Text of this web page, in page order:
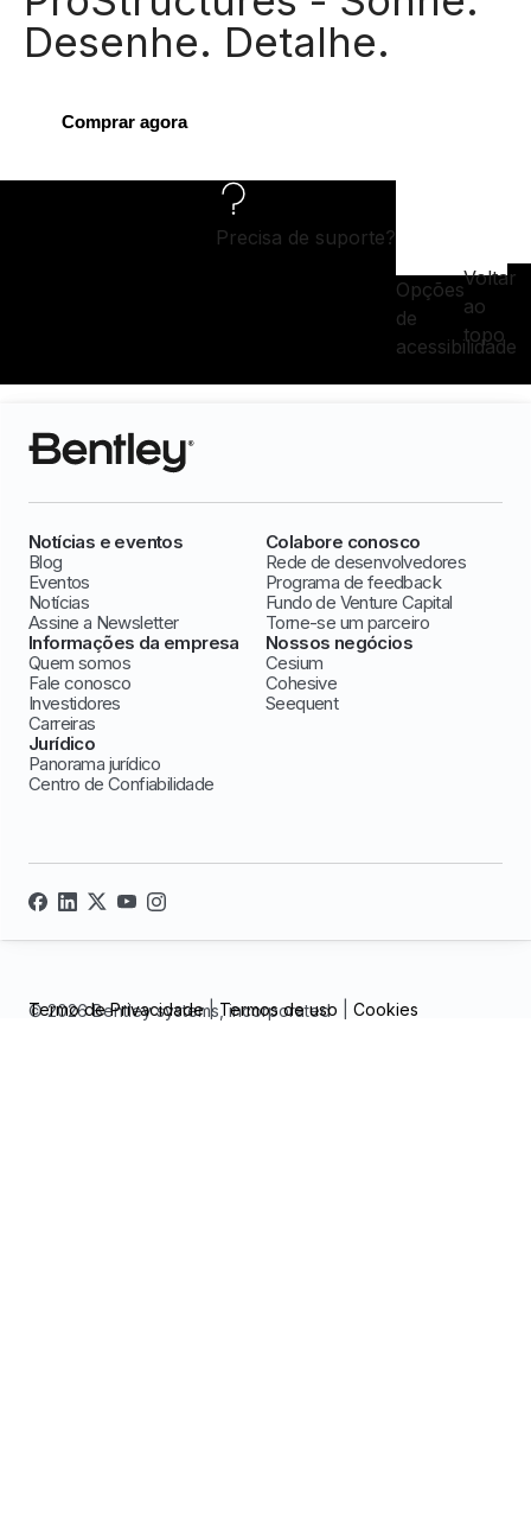
Desenhe. Detalhe.
Comprar agora
Precisa de suporte?
Opções
de
acessibilidade
Voltar
ao
topo
Notícias e eventos
Blog
Eventos
Notícias
Assine a Newsletter
Colabore conosco
Rede de desenvolvedores
Programa de feedback
Fundo de Venture Capital
Torne-se um parceiro
Informações da empresa
Quem somos
Fale conosco
Investidores
Carreiras
Nossos negócios
Cesium
Cohesive
Seequent
Jurídico
Panorama jurídico
Centro de Confiabilidade
© 2026 Bentley systems, incorporated
Termo de Privacidade|Termos de uso Cookies